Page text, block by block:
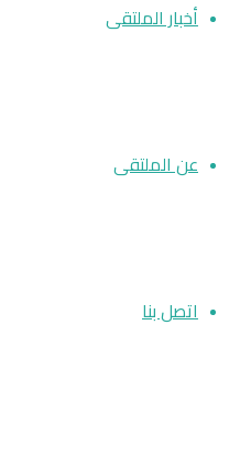
أخبار الملتقى
عن الملتقى
اتصل بنا